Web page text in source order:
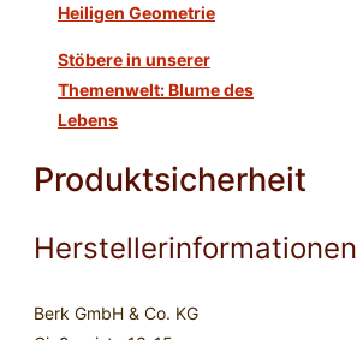
Heiligen Geometrie
Stöbere in unserer
Themenwelt: Blume des
Lebens
Produktsicherheit
Herstellerinformationen
Berk GmbH & Co. KG